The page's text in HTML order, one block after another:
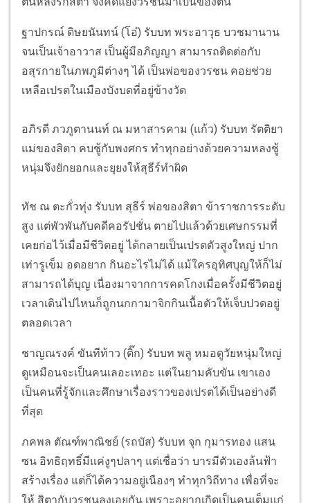
ฐาปกรณ์ ดิษยนันทน์ (โอ๋) รับบท พระอาวุธ บวชมานาน
จนเป็นเจ้าอาวาส เป็นผู้มีอภิญญา สามารถติดต่อกับ
อสุรกายในภพภูมิต่างๆ ได้ เป็นพ่อของวรชน คอยช่วย
เหลือเปรตในเมืองบังบดที่อยู่ข้างวัด
อภิรดี ภวภูตานนท์ ณ มหาสารคาม (แก้ว) รับบท รัตติยา
แม่ของสิตา คบชู้กับพงศกร ทำทุกอย่างด้วยความหลงชู้
หนุ่มจึงยักยอกและยุยงให้สุธีร์ทำผิด
ทัช ณ ตะกั่วทุ่ง รับบท สุธีร์ พ่อของสิตา ข้าราชการระดับ
สูง แต่พัวพันกับคดีคอรัปชั่น ตายไปแล้วด้วยเศษกรรมที่
เคยก่อไว้เมื่อมีชีวิตอยู่ ได้กลายเป็นเปรตตัวสูงใหญ่ ปาก
เท่ารูเข็ม อดอยาก กินอะไรไม่ได้ แม้ใครอุทิศบุญให้ก็ไม่
สามารถได้บุญ เนื่องมาจากการคดโกงเมื่อครั้งมีชีวิตอยู่
เวลาเดินไปไหนก็ถูกนกกามาจิกกินเนื้อตัวให้เจ็บปวดอยู่
ตลอดเวลา
ชาญณรงค์ ขันทีท้าว (ติ๊ก) รับบท พลู หมอดูวัยหนุ่มใหญ่
ดูเหมือนจะเป็นคนเลอะเทอะ แต่ในยามคับขัน เขาเอง
เป็นคนที่รู้จักและศึกษาเรื่องราวของเปรตได้เป็นอย่างดี
ที่สุด
ภคพล ตัณฑ์พาณิชย์ (รถบัส) รับบท จุก กุมารทอง แสน
ซน อิทธิฤทธิ์มีแค่งูๆปลาๆ แต่เชื่อว่า บารมีตัวเองล้นฟ้า
สร้างเรื่อง แต่ก็ได้ความอยู่เนืองๆ ทำทุกวิถีทาง เพื่อที่จะ
ให้ สิตากับวรชนลงเอยกัน เพราะอยากเกิดเป็นคนเต็มแก่